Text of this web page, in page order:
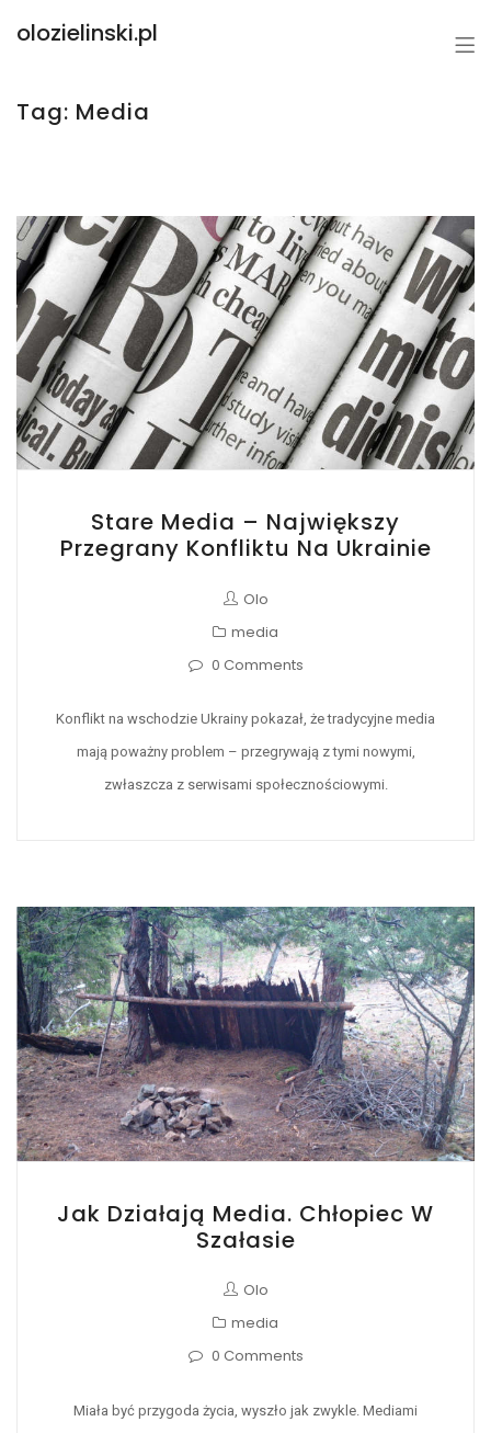
olozielinski.pl
Tag: Media
Stare Media – Największy
Przegrany Konfliktu Na Ukrainie
Olo
media
0 Comments
Konflikt na wschodzie Ukrainy pokazał, że tradycyjne media
mają poważny problem – przegrywają z tymi nowymi,
zwłaszcza z serwisami społecznościowymi.
Jak Działają Media. Chłopiec W
Szałasie
Olo
media
0 Comments
Miała być przygoda życia, wyszło jak zwykle. Mediami